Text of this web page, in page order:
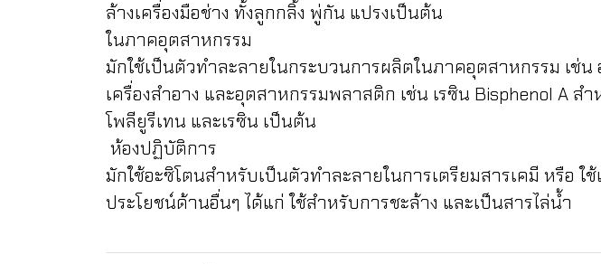
ล้างเครื่องมือช่าง ทั้งลูกกลิ้ง พู่กัน แปรงเป็นต้น
ในภาคอุตสาหกรรม
มักใช้เป็นตัวทำละลายในกระบวนการผลิตในภาคอุตสาหกรรม เ
เครื่องสำอาง และอุตสาหกรรมพลาสติก เช่น เรซิน Bisphenol A
โพลียูรีเทน และเรซิน เป็นต้น
ห้องปฏิบัติการ
มักใช้อะซิโตนสำหรับเป็นตัวทำละลายในการเตรียมสารเคมี หรือ
ประโยชน์ด้านอื่นๆ ได้แก่ ใช้สำหรับการชะล้าง และเป็นสารไล่น้ำ